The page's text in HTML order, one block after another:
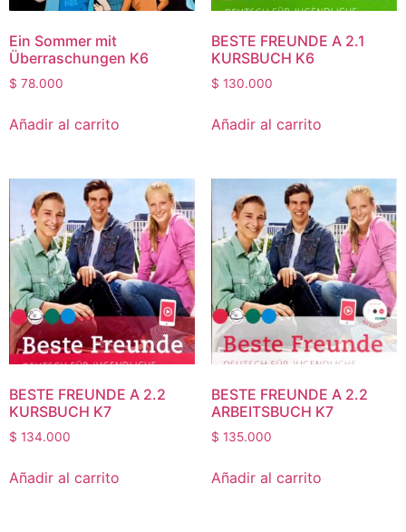
Ein Sommer mit
Überraschungen K6
$ 78.000
Añadir al carrito
BESTE FREUNDE A 2.1
KURSBUCH K6
$ 130.000
Añadir al carrito
BESTE FREUNDE A 2.2
KURSBUCH K7
$ 134.000
Añadir al carrito
BESTE FREUNDE A 2.2
ARBEITSBUCH K7
$ 135.000
Añadir al carrito